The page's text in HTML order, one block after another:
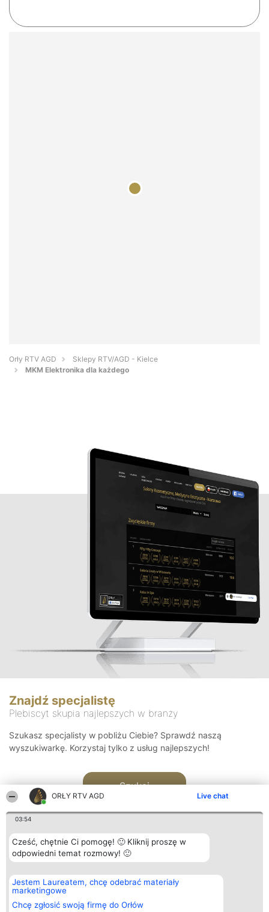
ORŁY RTV AGD Live chat
03:54
Cześć, chętnie Ci pomogę! 🙂 Kliknij proszę w
odpowiedni temat rozmowy! 🙂
Jestem Laureatem, chcę odebrać materiały
marketingowe
Chcę zgłosić swoją firmę do Orłów
Orły RTV AGD
Sklepy RTV/AGD - Kielce
MKM Elektronika dla każdego
Znajdź specjalistę
Plebiscyt skupia najlepszych w branży
Szukasz specjalisty w pobliżu Ciebie? Sprawdź naszą
wyszukiwarkę. Korzystaj tylko z usług najlepszych!
Szukaj
Organizator plebiscytu
Bright Side Solutions sp. z o.
o. sp. k.
ul. Ruska 22
Wrocław 50-079
Plebiscyt
Laureaci
wszystkich
Laureatów
Kontakt
Kontakt